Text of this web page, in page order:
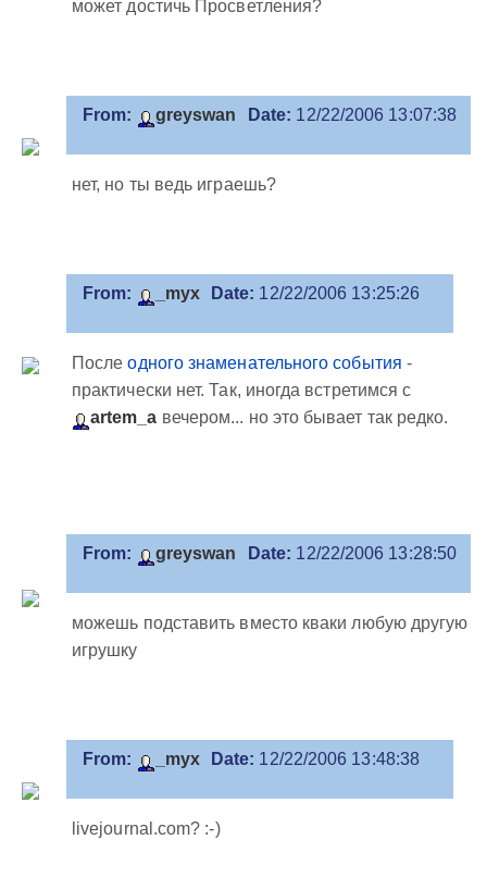
может достичь Просветления?
From: greyswan Date: 12/22/2006 13:07:38
нет, но ты ведь играешь?
From: _myx Date: 12/22/2006 13:25:26
Послеодного знаменательного события -
практически нет. Так, иногда встретимся с
artem_a вечером... но это бывает так редко.
From: greyswan Date: 12/22/2006 13:28:50
можешь подставить вместо кваки любую другую
игрушку
From: _myx Date: 12/22/2006 13:48:38
livejournal.com? :-)